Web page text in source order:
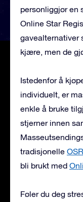
personliggjør en
Online Star
gavealternativer
kjære, men de
Istedenfor å
individuelt, er
enkle å bruke
stjerner innen
tradisjonelle
bli brukt med
Føler du deg